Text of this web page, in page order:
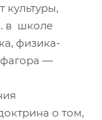
культуры,
в школе
физика-
—
о том,